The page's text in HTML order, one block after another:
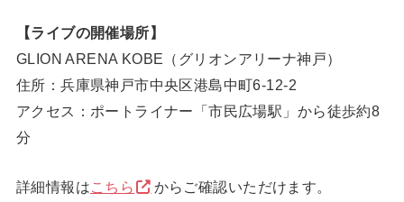
【ライブの開催場所】
GLION ARENA KOBE（グリオンアリーナ神戸）
住所：兵庫県神戸市中央区港島中町6-12-2
アクセス：ポートライナー「市民広場駅」から徒歩約8
分
詳細情報はこちら からご確認いただけます。